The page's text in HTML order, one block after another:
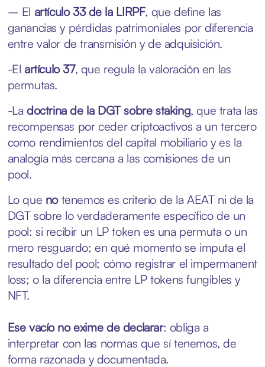
– El artículo 33 de la LIRPF, que define las
ganancias y pérdidas patrimoniales por diferencia
entre valor de transmisión y de adquisición.
-El artículo 37, que regula la valoración en las
permutas.
-La doctrina de la DGT sobre staking, que trata las
recompensas por ceder criptoactivos a un tercero
como rendimientos del capital mobiliario y es la
analogía más cercana a las comisiones de un
pool.
Lo que notenemos es criterio de la AEAT ni de la
DGT sobre lo verdaderamente específico de un
pool: si recibir un LP token es una permuta o un
mero resguardo; en qué momento se imputa el
resultado del pool; cómo registrar el impermanent
loss; o la diferencia entre LP tokens fungibles y
NFT.
Ese vacío no exime de declarar: obliga a
interpretar con las normas que sí tenemos, de
forma razonada y documentada.